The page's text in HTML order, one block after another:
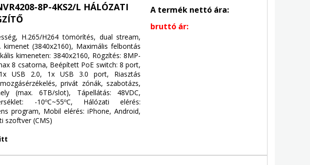
8P-4KS2/L HÁLÓZATI
H.265/H264 tömörítés, dual stream,
kimenet (3840x2160), Maximális felbontás
kimeneten: 3840x2160, Rögzítés: 8MP-
8 csatorna, Beépített PoE switch: 8 port,
USB 2.0, 1x USB 3.0 port, Riasztás
privát zónák, szabotázs,
(max. 6TB/slot), Tápellátás: 48VDC,
-10ºC~55ºC, Hálózati elérés:
program, Mobil elérés: iPhone, Android,
szoftver (CMS)
A termék nettó ára:
bruttó ár: